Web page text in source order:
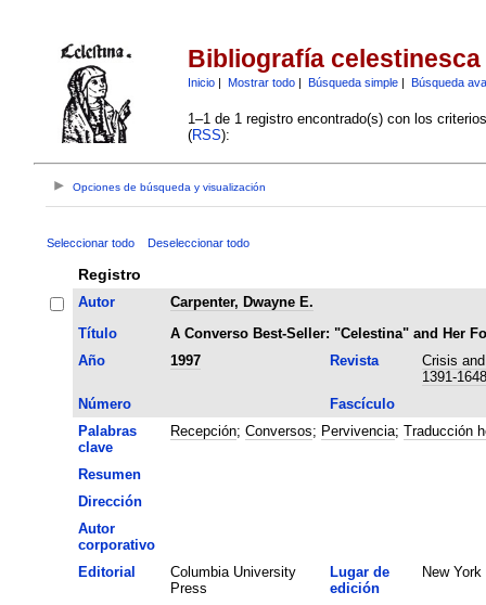
Bibliografía celestinesca
Inicio| Mostrar todo| Búsqueda simple| Búsqueda
1–1 de 1 registro encontrado(s) con los
(RSS):
Opciones de búsqueda y visualización
Seleccionar todo Deseleccionar todo
Registro
Autor
Carpenter, Dwayne E.
Título
A Converso Best-Seller: "Celestina" and Her
Año
1997 Revista
Crisis
1391-1648
Número
Fascículo
Palabras
clave
Recepción; Conversos; Pervivencia; Traducción
Resumen
Dirección
Autor
corporativo
Editorial
Columbia University
Press
Lugar de
edición
New York